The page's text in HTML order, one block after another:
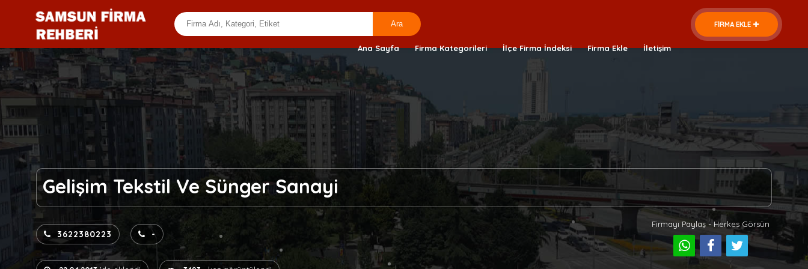
FİRMA EKLE
Ana Sayfa Firma Kategorileri İlçe Firma İndeksi Firma Ekle İletişim
Gelişim Tekstil Ve Sünger Sanayi
3622380223 -
Firmayı Paylaş - Herkes Görsün